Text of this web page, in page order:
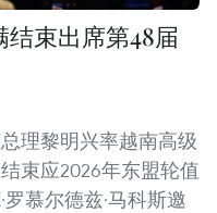
束出席第48届
理黎明兴率越南高级
束应2026年东盟轮值
慕尔德兹·马科斯邀